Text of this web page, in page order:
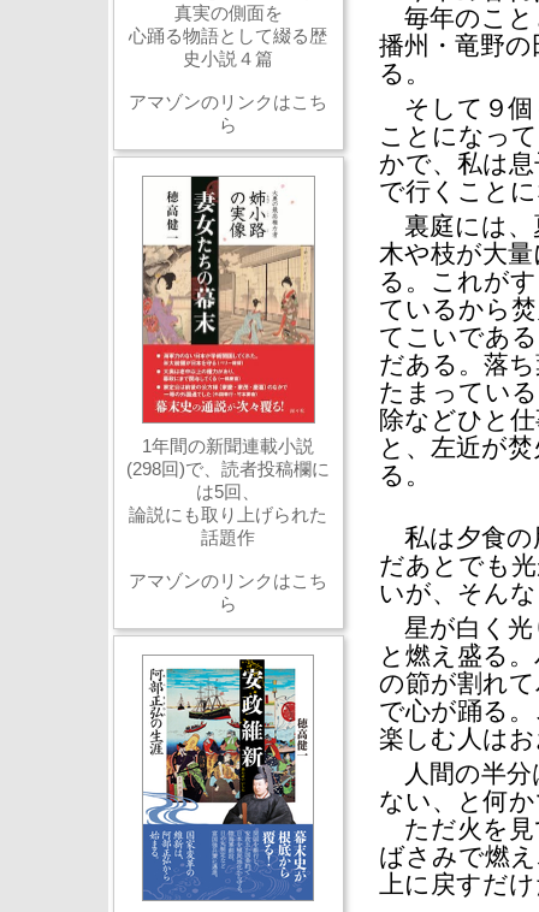
毎年のこと
播州・竜野
る。
そして９個
ことになっ
かで、私は
で行くこと
裏庭には、
木や枝が大
る。これが
ているから
てこいであ
だある。落
たまってい
除などひと
と、左近が
る。
私は夕食の
だあとでも
いが、そん
星が白く光
と燃え盛る
の節が割れ
で心が踊る
楽しむ人は
人間の半分
ない、と何
ただ火を見
ばさみで燃
上に戻すだ
真実の側面を
心踊る物語として綴る歴
史小説４篇
アマゾンのリンクはこち
ら
1年間の新聞連載小説
(298回)で、読者投稿欄に
は5回、
論説にも取り上げられた
話題作
アマゾンのリンクはこち
ら